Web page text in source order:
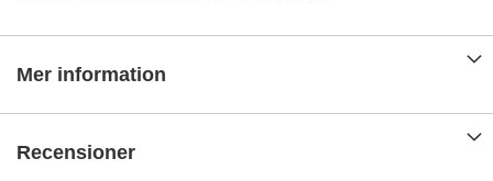
Mer information
Recensioner